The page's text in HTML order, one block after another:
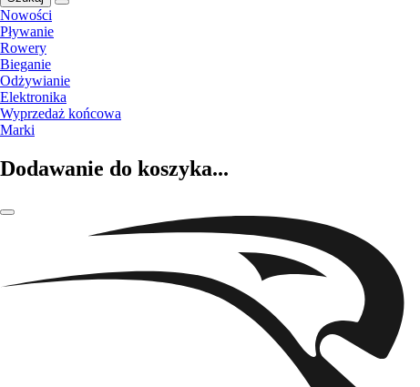
Nowości
Pływanie
Rowery
Bieganie
Odżywianie
Elektronika
Wyprzedaż końcowa
Marki
Dodawanie do koszyka...